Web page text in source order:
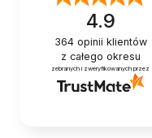
4.9
364opinii klientów
z całego okresu
zebranych i zweryfikowanych przez